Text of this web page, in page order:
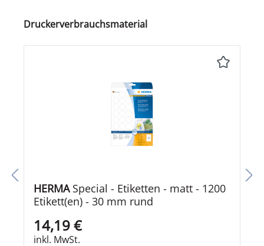
Produktgalerie überspringen
Druckerverbrauchsmaterial
HERMASpecial - Etiketten - matt - 1200
Etikett(en) - 30 mm rund
14,19 €
inkl. MwSt.